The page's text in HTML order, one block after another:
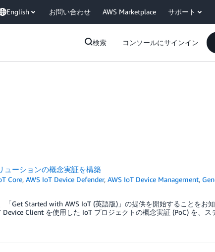
English お問い合わせ AWS Marketplace サポート
検索 コンソールにサインイン
ューションの概念実証を構築
Core,AWS IoT Device Defender,AWS IoT Device Management,
Get Started with AWS IoT (英語版)」の提供を開始することをお
Client を使用した IoT プロジェクトの概念実証 (PoC) を、ス